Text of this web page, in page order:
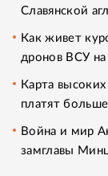
Славянской
Как живет
дронов ВСУ
Карта
платят
Война и мир
замглавы